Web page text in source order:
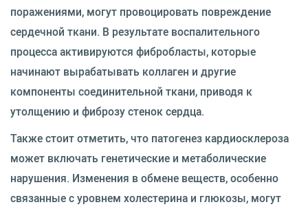
поражениями, могут провоцировать повреждение
сердечной ткани. В результате воспалительного
процесса активируются фибробласты, которые
начинают вырабатывать коллаген и другие
компоненты соединительной ткани, приводя к
утолщению и фиброзу стенок сердца.
Также стоит отметить, что патогенез кардиосклероза
может включать генетические и метаболические
нарушения. Изменения в обмене веществ, особенно
связанные с уровнем холестерина и глюкозы, могут